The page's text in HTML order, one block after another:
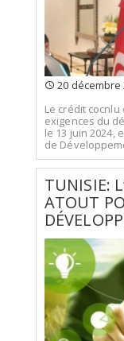
20 décembre
Le crédit
exigences du
le 13 juin 2024,
de
TUNISIE:
ATOUT